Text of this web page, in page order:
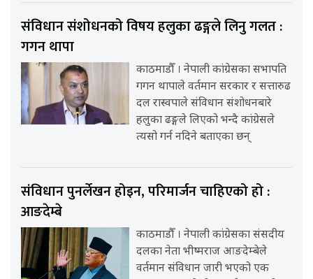
संविधान संशोधनको विषय हलुका ढङ्गले लिनु गलत :
गगन थापा
काठमाडौँ । नेपाली कांग्रेसका सभापति
गगन थापाले वर्तमान सरकार र सत्तारुढ
दल रास्वपाले संविधान संशोधनबारे
हलुका ढङ्गले लिएको भन्दै कांग्रेसले
त्यसो गर्न नदिने बताएका छन्
संविधान पुनर्लेखन होइन, परिमार्जन चाहिएको हो :
आङदेम्बे
काठमाडौँ । नेपाली कांग्रेसका संसदीय
दलका नेता भीष्मराज आङदेम्बेले
वर्तमान संविधान जारी भएको एक